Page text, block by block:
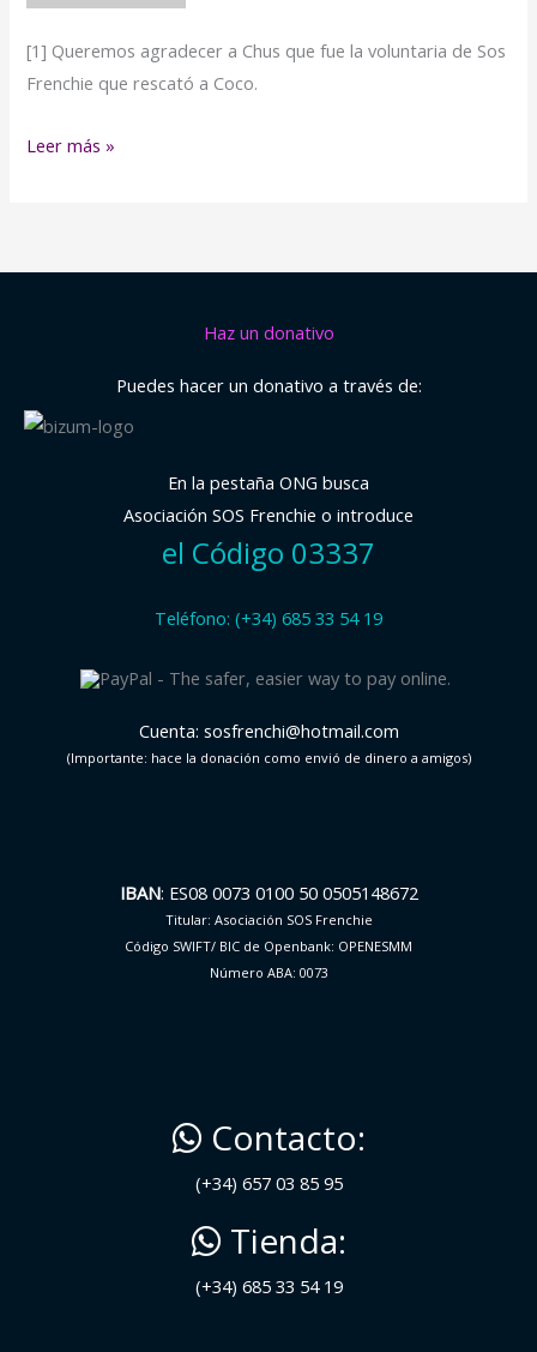
[1] Queremos agradecer a Chus que fue la voluntaria de Sos
Frenchie que rescató a Coco.
Leer más »
Haz un donativo
Puedes hacer un donativo a través de:
En la pestaña ONG busca
Asociación SOS Frenchie o introduce
el Código 03337
Teléfono: (+34) 685 33 54 19
Cuenta: sosfrenchi@hotmail.com
(Importante: hace la donación como envió de dinero a amigos)
IBAN: ES08 0073 0100 50 0505148672
Titular: Asociación SOS Frenchie
Código SWIFT/ BIC de Openbank: OPENESMM
Número ABA: 0073
Contacto:
(+34) 657 03 85 95
Tienda:
(+34) 685 33 54 19